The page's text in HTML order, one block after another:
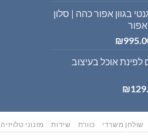
הוא:
בגוון אפור כהה | סלון
₪המחיר
הוא:
אוכל בעיצוב
₪המחיר
הוא:
₪129.00.
שולחן משרדי כוורת שידות מזנוני טלויזיה